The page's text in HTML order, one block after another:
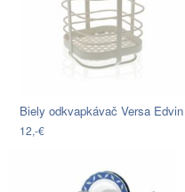
Biely odkvapkávač Versa Edvin
12,-€